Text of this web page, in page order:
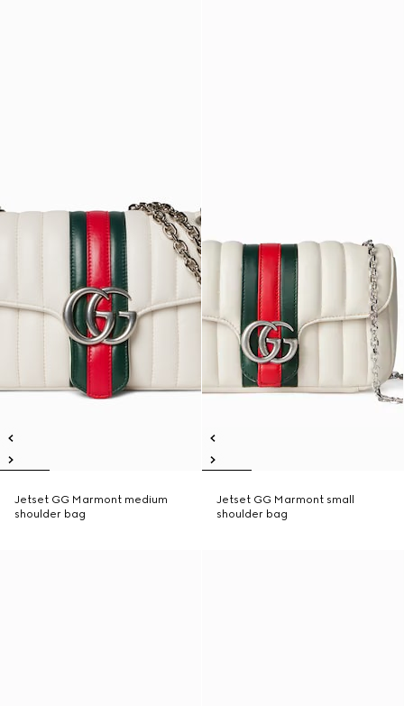
Jetset GG Marmont medium
shoulder bag
Jetset GG Marmont small
shoulder bag